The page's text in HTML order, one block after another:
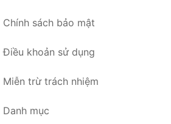
Chính sách bảo mật
Điều khoản sử dụng
Miễn trừ trách nhiệm
Danh mục